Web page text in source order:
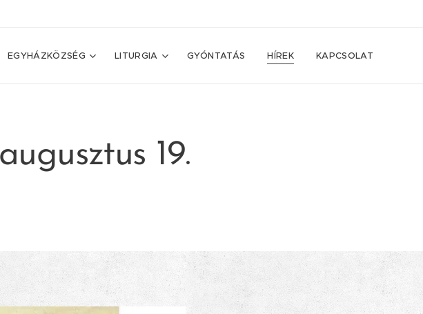
EGYHÁZKÖZSÉG LITURGIA GYÓNTATÁS HÍREK KAPCSOLAT
19.